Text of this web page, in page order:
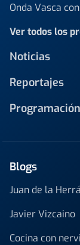
Onda Vasca
Ver todos los
Noticias
Reportajes
Programación
Blogs
Juan de la
Javier Vizcaino
Cocina con